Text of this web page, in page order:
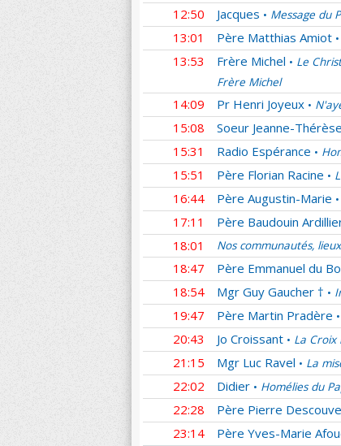
12:50 Jacques • Message du
13:01 Père Matthias Amiot •
13:53 Frère Michel • Le
Frère Michel
14:09 Pr Henri Joyeux •
15:08 Soeur Jeanne-Thérèse
15:31 Radio Espérance •
15:51 Père Florian Racine •
16:44 Père Augustin-Marie •
17:11 Père Baudouin
18:01 Nos communautés,
18:47 Père Emmanuel du
18:54 Mgr Guy Gaucher † •
19:47 Père Martin Pradère •
20:43 Jo Croissant • La Croix
21:15 Mgr Luc Ravel • La
22:02 Didier • Homélies du
22:28 Père Pierre
23:14 Père Yves-Marie